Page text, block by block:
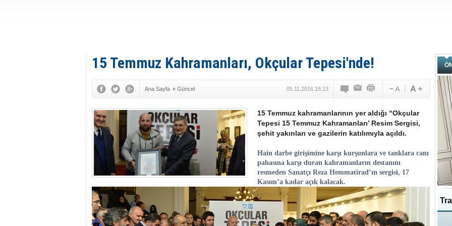
15 Temmuz Kahramanları, Okçular Tepesi'nde!
Ana Sayfa » Güncel 05.11.2016 15:13
15 Temmuz kahramanlarının yer aldığı “Okçular
Tepesi 15 Temmuz Kahramanları’ Resim Sergisi,
şehit yakınları ve gazilerin katılımıyla açıldı.
Hain darbe girişimine karşı kurşunlara ve tanklara canı
pahasına karşı duran kahramanların destanını
resmeden Sanatçı Reza Hemmatirad’ın sergisi, 17
Kasım’a kadar açık kalacak.